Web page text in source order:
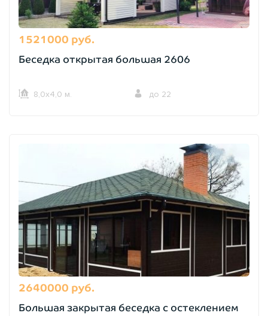
1521000 руб.
Беседка открытая большая 2606
8,0х4,0 м. до 22
2640000 руб.
Большая закрытая беседка с остеклением